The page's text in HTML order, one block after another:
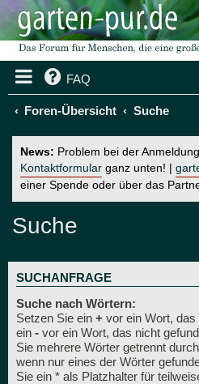
FAQ
Foren-Übersicht Suche
News: Problem bei der
Kontaktformular ganz unten! |
einer Spende oder über das
Suche
SUCHANFRAGE
Suche nach Wörtern:
Setzen Sie ein + vor ein Wort,
ein - vor ein Wort, das nicht
Sie mehrere Wörter getrennt durch
wenn nur eines der Wörter
Sie ein * als Platzhalter für